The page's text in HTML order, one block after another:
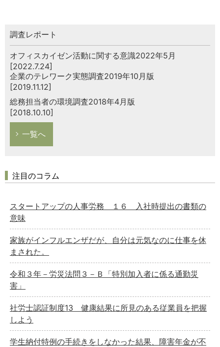
調査レポート
オフィスカイゼン活動に関する意識2022年5月
[2022.7.24]
企業のテレワーク実態調査2019年10月版
[2019.11.12]
総務担当者の環境調査2018年4月版
[2018.10.10]
一覧へ
注目のコラム
スタートアップの人事労務 １６ 入社時提出の書類の
意味
家族がインフルエンザだが、自分は元気なのに仕事を休
まされた。
令和３年－労災法問３－Ｂ「特別加入者に係る通勤災
害」
社労士認証制度13 健康結果に所見のある従業員を把握
しよう
学生納付特例の手続きをしなかった結果、障害年金が不